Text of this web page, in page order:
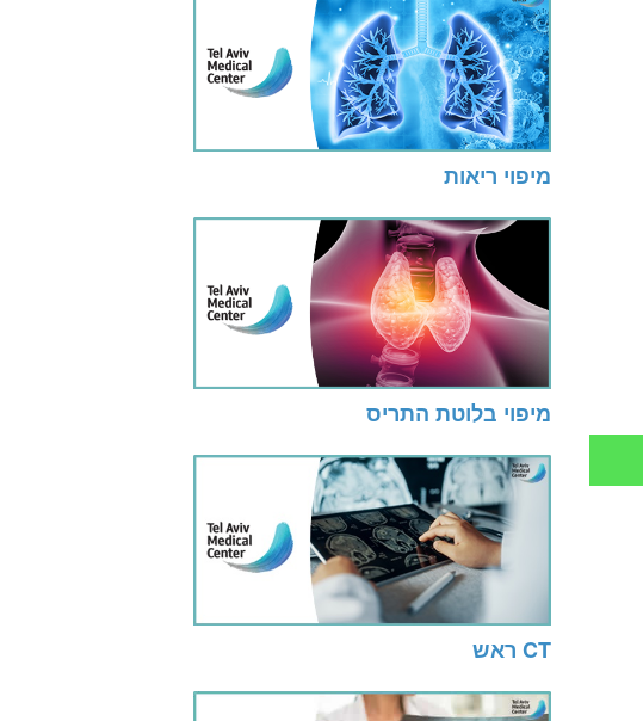
מיפוי ריאות
מיפוי בלוטת התריס
CT ראש